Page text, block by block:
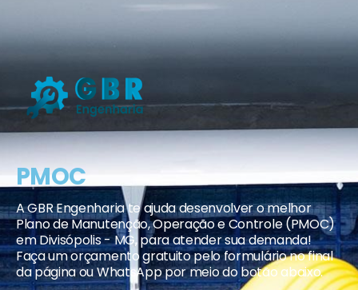
PMOC
A GBR Engenharia te ajuda desenvolver o melhor
Plano de Manutenção, Operação e Controle (PMOC)
em Divisópolis - MG, para atender sua demanda!
Faça um orçamento gratuito pelo formulário no final
da página ou WhatsApp por meio do botão abaixo.